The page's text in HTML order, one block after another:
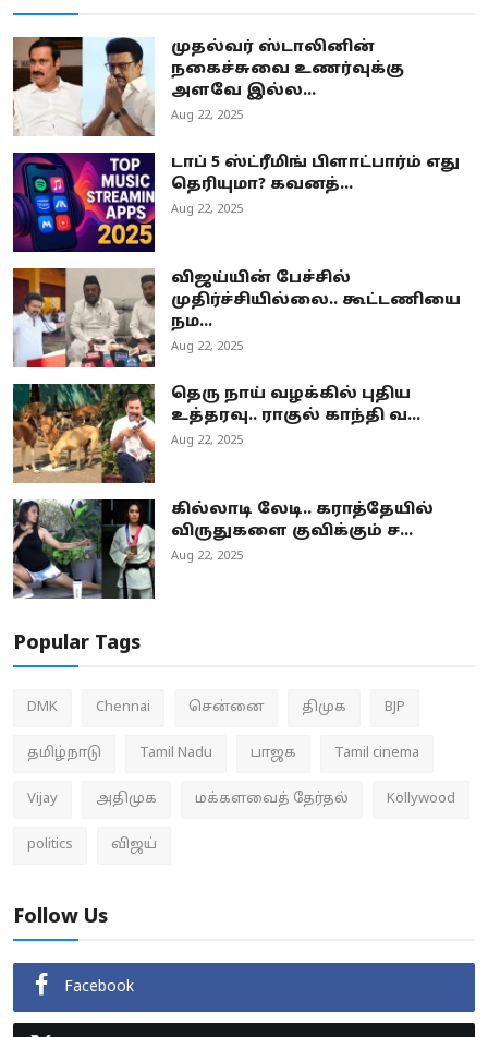
முதல்வர் ஸ்டாலினின்
நகைச்சுவை உணர்வுக்கு
அளவே இல்ல...
Aug 22, 2025
டாப் 5 ஸ்ட்ரீமிங் பிளாட்பார்ம் எது
தெரியுமா? கவனத்...
Aug 22, 2025
விஜய்யின் பேச்சில்
முதிர்ச்சியில்லை.. கூட்டணியை
நம...
Aug 22, 2025
தெரு நாய் வழக்கில் புதிய
உத்தரவு.. ராகுல் காந்தி வ...
Aug 22, 2025
கில்லாடி லேடி.. கராத்தேயில்
விருதுகளை குவிக்கும் ச...
Aug 22, 2025
Popular Tags
DMK Chennai சென்னை திமுக BJP
தமிழ்நாடு Tamil Nadu பாஜக Tamil cinema
Vijay அதிமுக மக்களவைத் தேர்தல் Kollywood
politics விஜய்
Follow Us
Facebook